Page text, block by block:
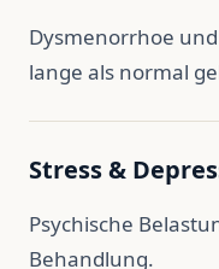
Dysmenorrhoe
lange als normal
Stress &
Psychische
Behandlung.